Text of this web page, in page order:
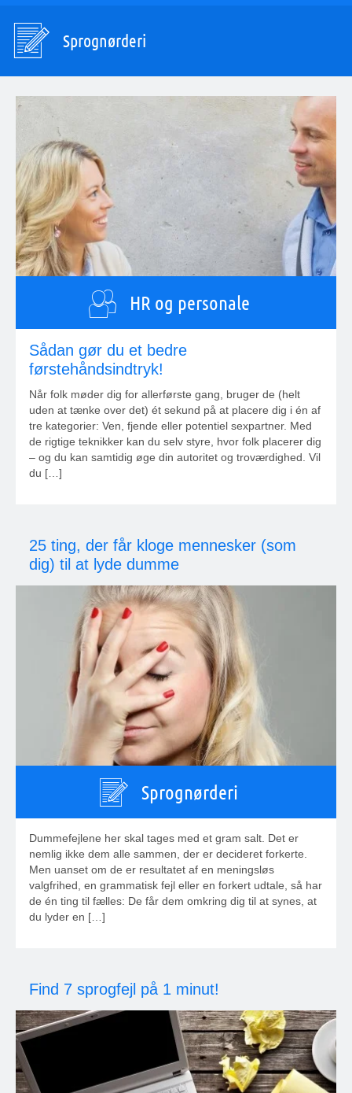
Sprognørderi
HR og personale
Sådan gør du et bedre
førstehåndsindtryk!
Når folk møder dig for allerførste gang, bruger de (helt
uden at tænke over det) ét sekund på at placere dig i én af
tre kategorier: Ven, fjende eller potentiel sexpartner. Med
de rigtige teknikker kan du selv styre, hvor folk placerer dig
– og du kan samtidig øge din autoritet og troværdighed. Vil
du […]
25 ting, der får kloge mennesker (som
dig) til at lyde dumme
Sprognørderi
Dummefejlene her skal tages med et gram salt. Det er
nemlig ikke dem alle sammen, der er decideret forkerte.
Men uanset om de er resultatet af en meningsløs
valgfrihed, en grammatisk fejl eller en forkert udtale, så har
de én ting til fælles: De får dem omkring dig til at synes, at
du lyder en […]
Find 7 sprogfejl på 1 minut!